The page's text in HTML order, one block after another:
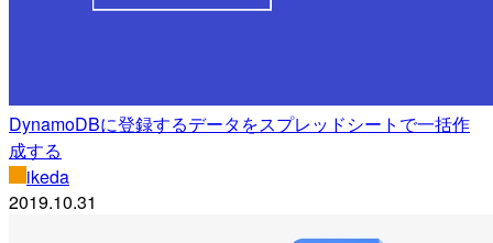
DynamoDBに登録するデータをスプレッドシートで一括作
成する
ikeda
2019.10.31